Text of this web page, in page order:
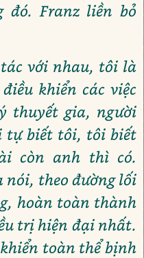
đó. Franz liền bỏ
với nhau, tôi là
khiển các việc
thuyết gia, người
tự biết tôi, tôi biết
còn anh thì có.
nói, theo đường lối
hoàn toàn thành
trị hiện đại nhất.
toàn thể bịnh